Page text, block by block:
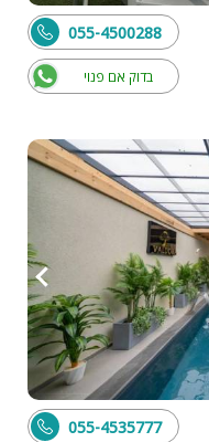
בדוק אם פנוי
055-4500288
055-4535777